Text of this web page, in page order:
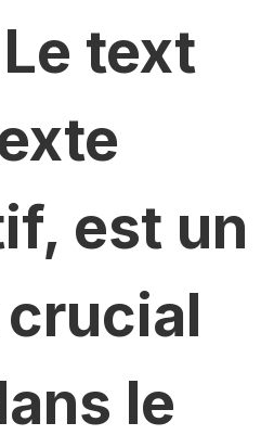
text
est un
le